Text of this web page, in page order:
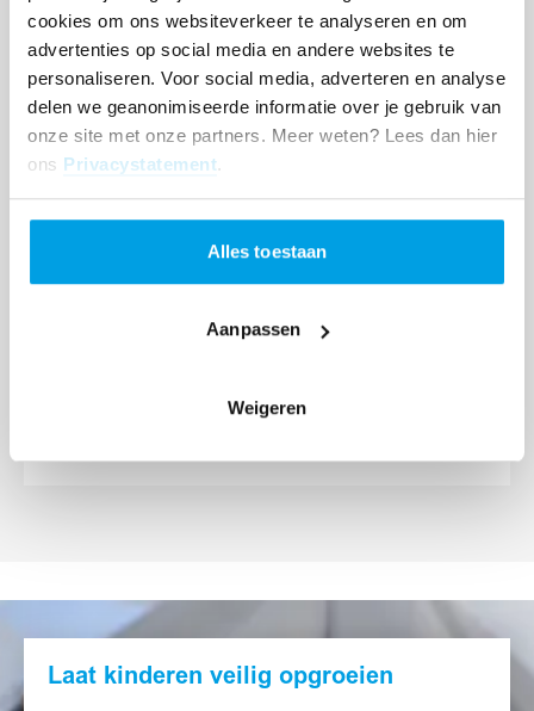
cookies om ons websiteverkeer te analyseren en om
advertenties op social media en andere websites te
personaliseren. Voor social media, adverteren en analyse
delen we geanonimiseerde informatie over je gebruik van
onze site met onze partners. Meer weten? Lees dan hier
ons Privacystatement.
Alles toestaan
Aanpassen
Weigeren
ons noodhulpprogramma dat is opgezet na de
aardbeving in 2023.
We houden de ontwikkelingen nauwlettend in de
gaten en zetten alles op alles om de veiligheid van
de kinderen, jongeren en families onder onze
hoede te waarborgen.”
*De namen van de kinderen zijn veranderd om hun
privacy te beschermen.
Meer nieuws lezen? Bekijk ons nieuwsoverzicht
WhatsAppFacebook
Share
LinkedIn
Laat kinderen veilig opgroeien